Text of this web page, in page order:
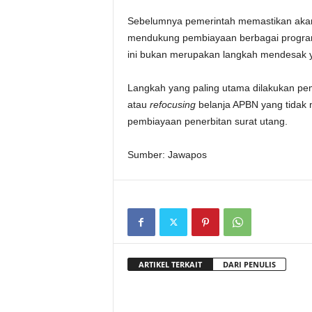
Sebelumnya pemerintah memastikan
mendukung pembiayaan berbagai
ini bukan merupakan langkah
Langkah yang paling utama dilakukan
atau refocusingbelanja APBN yang tidak
pembiayaan penerbitan surat utang.
Sumber: Jawapos
ARTIKEL TERKAIT DARI PENULIS